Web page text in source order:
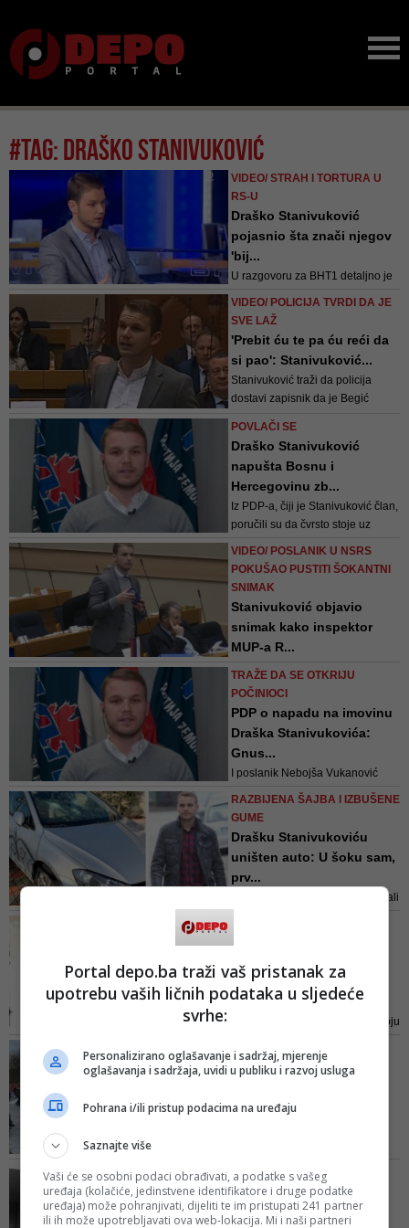
#tag: draško stanivuković
VIDEO/ STRAH I TORTURA U
RS-U
Draško Stanivuković
pojasnio šta znači njegov
'bij...
U razgovoru za BHT1 detaljno je
stizale prethodnih dana te sa
uključujući i pritiske policijskih
organa
VIDEO/ POLICIJA TVRDI DA JE
SVE LAŽ
'Prebit ću te pa ću reći da
si pao': Stanivuković...
Stanivuković traži da policija
dostavi zapisnik da je Begić
salušan 12.februara, što tvrde da
audio-snimak na kojem inspektor,
kako kaže, prijeti Begiću
POVLAČI SE
Draško Stanivuković
napušta Bosnu i
Hercegovinu zb...
Iz PDP-a, čiji je Stanivuković član,
poručili su da čvrsto stoje uz
članove uz poruku da će i
VIDEO/ POSLANIK U NSRS
POKUŠAO PUSTITI ŠOKANTNI
SNIMAK
Stanivuković objavio
snimak kako inspektor
MUP-a R...
Begić je rekao da će se
podvrgnuti poligrafskom
policija pokaže poziv za navodno
jučerašnji poziv policije
TRAŽE DA SE OTKRIJU
POČINIOCI
PDP o napadu na imovinu
Draška Stanivukovića:
Gnus...
I poslanik Nebojša Vukanović
traži da se otkriju počinici, jer će u
RAZBIJENA ŠAJBA I IZBUŠENE
GUME
Drašku Stanivukoviću
uništen auto: U šoku sam,
prv...
Kaže da ne zna ko je to uradio, ali
'Postajemo saučesnici,
ako pr...
Ako vi kao odgovorna ličnost, koju
predstavlja neku stranu,
pristanete na takvo nešto, znači
mračne prošlosti koja nije dobro
VIDEO / PONOVO DOBIO
PREKRŠAJNI NALOG
Krajine: Ima mjesta za
peticije protiv poskupljenja vode
ZASJEDANJE NSRS
Stanivuković pozvao
poslanike NSRS-a da
Portal depo.ba traži vaš pristanak za
upotrebu vaših ličnih podataka u sljedeće
svrhe:
Personalizirano oglašavanje i sadržaj, mjerenje
oglašavanja i sadržaja, uvidi u publiku i razvoj usluga
Pohrana i/ili pristup podacima na uređaju
Saznajte više
Vaši će se osobni podaci obrađivati, a podatke s vašeg
uređaja (kolačiće, jedinstvene identifikatore i druge podatke
uređaja) može pohranjivati, dijeliti te im pristupati 241 partner
ili ih može upotrebljavati ova web-lokacija. Mi i naši partneri